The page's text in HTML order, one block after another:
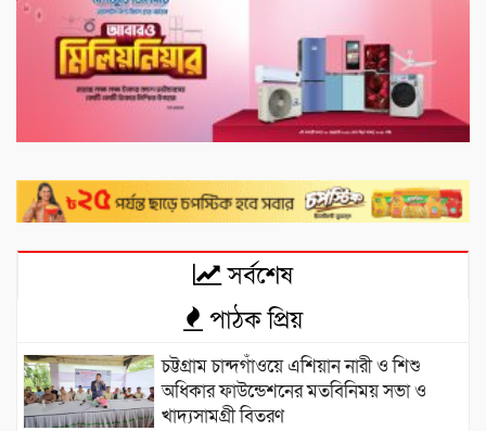
সর্বশেষ
পাঠক প্রিয়
চট্টগ্রাম চান্দগাঁওয়ে এশিয়ান নারী ও শিশু
অধিকার ফাউন্ডেশনের মতবিনিময় সভা ও
খাদ্যসামগ্রী বিতরণ